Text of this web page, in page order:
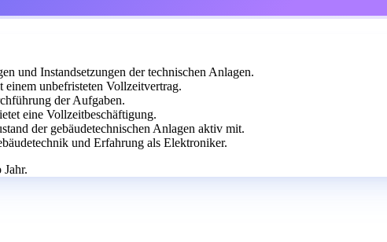
und Instandsetzungen der technischen Anlagen.
unbefristeten Vollzeitvertrag.
der Aufgaben.
eine Vollzeitbeschäftigung.
der gebäudetechnischen Anlagen aktiv mit.
und Erfahrung als Elektroniker.